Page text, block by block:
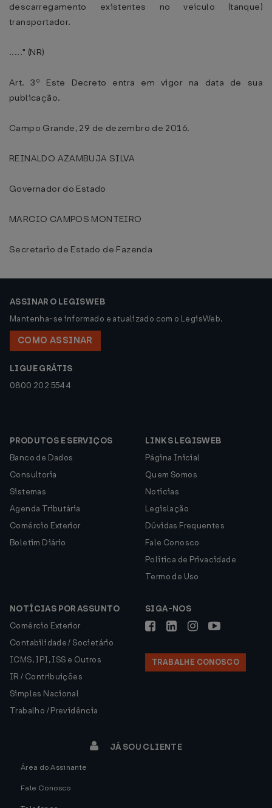
descarregamento existentes no veículo (tanque)
transportador.
....." (NR)
Art. 3º Este Decreto entra em vigor na data de sua
publicação.
Campo Grande, 29 de dezembro de 2016.
REINALDO AZAMBUJA SILVA
Governador do Estado
MARCIO CAMPOS MONTEIRO
Secretario de Estado de Fazenda
ASSINAR O LEGISWEB
Mantenha-se informado e atualizado com o LegisWeb.
COMO ASSINAR
LIGUE GRÁTIS
0800 202 5544
PRODUTOS E SERVIÇOS
Banco de Dados
Consultoria
Sistemas
Agenda Tributária
Comércio Exterior
Boletim Diário
LINKS LEGISWEB
Página Inicial
Quem Somos
Notícias
Legislação
Dúvidas Frequentes
Fale Conosco
Política de Privacidade
Termo de Uso
NOTÍCIAS POR ASSUNTO
Comércio Exterior
Contabilidade / Societário
ICMS, IPI, ISS e Outros
IR / Contribuições
Simples Nacional
Trabalho / Previdência
SIGA-NOS
TRABALHE CONOSCO
JÁ SOU CLIENTE
Área do Assinante
Fale Conosco